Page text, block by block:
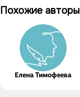
Похожие авторы
Елена Тимофеева